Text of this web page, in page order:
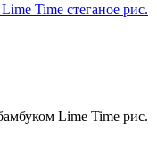
Time стеганое рис.
Lime Time рис.